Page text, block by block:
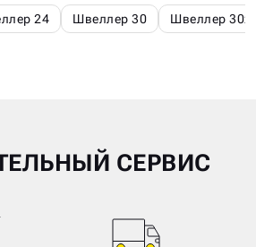
24 Швеллер 30 Швеллер
СЕРВИС